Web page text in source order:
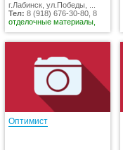
г.Лабинск, ул.Победы, ...
Тел: 8 (918) 676-30-80, 8
отделочные материалы,
Оптимист